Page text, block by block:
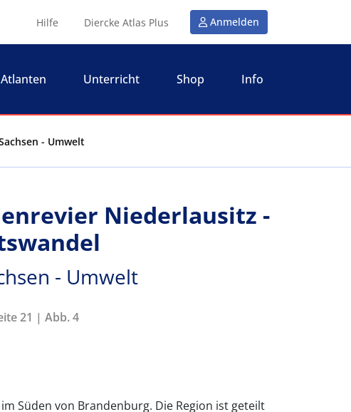
Hilfe Diercke Atlas Plus Anmelden
Atlanten Unterricht Shop Info
- Umwelt
Niederlausitz -
- Umwelt
21 | Abb. 4
Süden von Brandenburg. Die Region ist geteilt